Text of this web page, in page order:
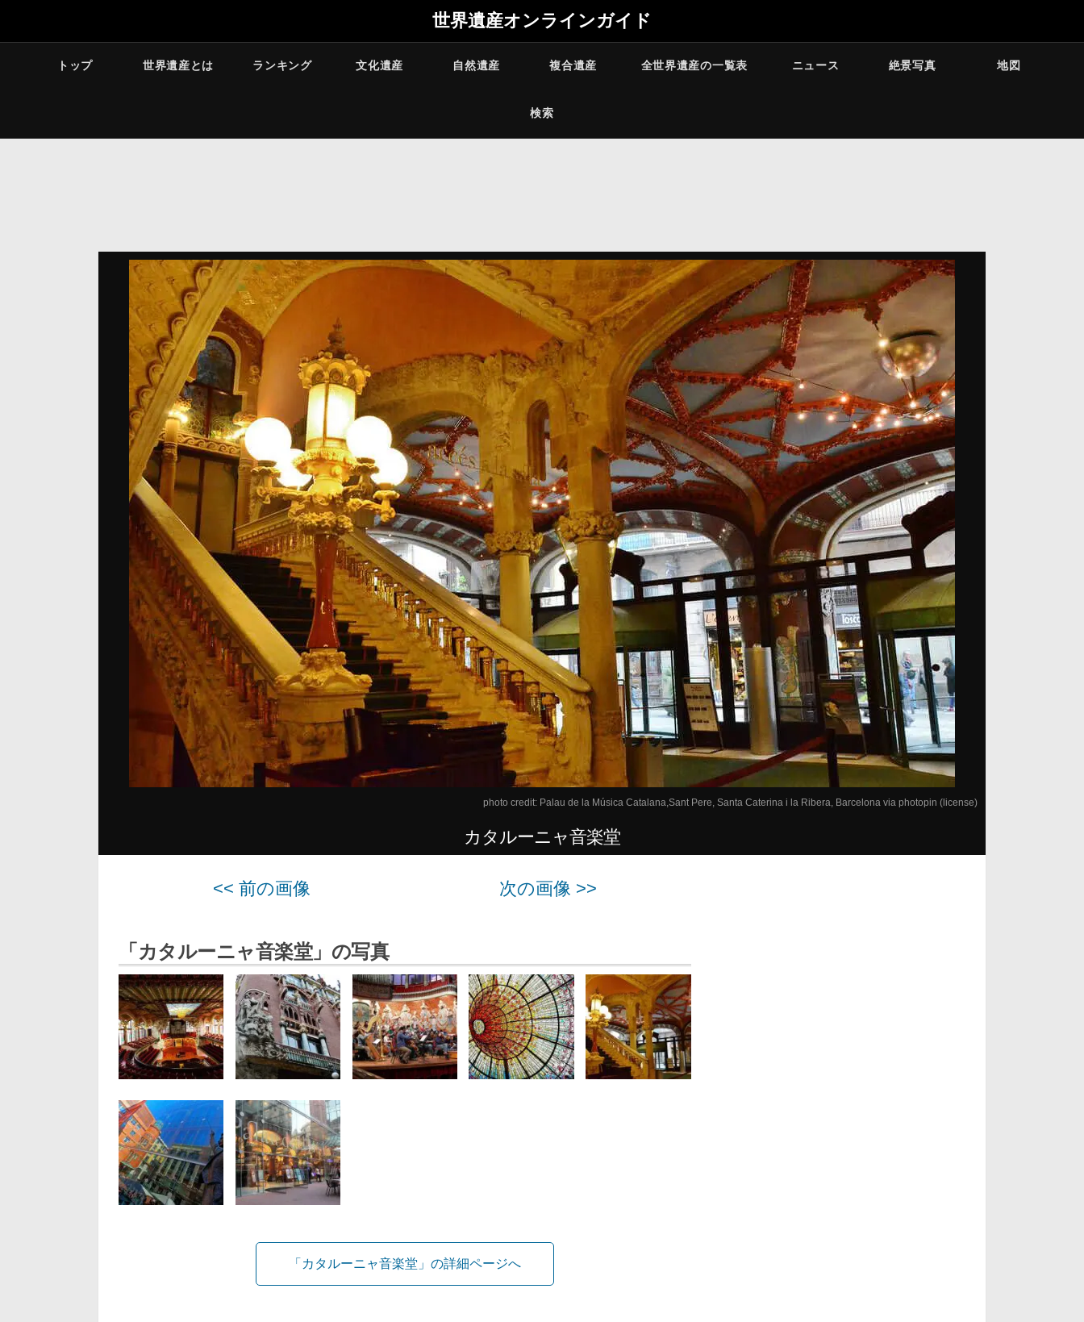
世界遺産オンラインガイド
トップ 世界遺産とは ランキング 文化遺産 自然遺産 複合遺産 全世界遺産の一覧表 ニュース 絶景写真 地図
検索
photo credit: Palau de la Música Catalana,Sant Pere, Santa Caterina i la Ribera, Barcelona via photopin (license)
カタルーニャ音楽堂
<< 前の画像 次の画像 >>
「カタルーニャ音楽堂」の写真
「カタルーニャ音楽堂」の詳細ページへ